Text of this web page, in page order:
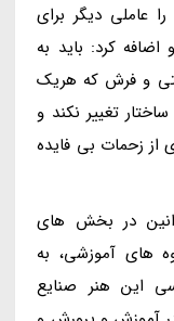
عاملی دیگر برای
کرد: باید به
و فرش که هریک
تغییر نکند و
از زحمات بی فایده
در بخش های
های آموزشی، به
این هنر صنایع